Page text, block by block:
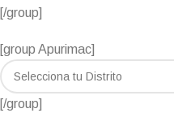
[/group]
[group Apurimac]
[/group]